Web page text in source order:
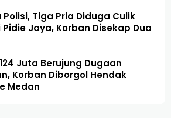
Polisi, Tiga Pria Diduga Culik
Jaya, Korban Disekap Dua
Juta Berujung Dugaan
Korban Diborgol Hendak
Medan